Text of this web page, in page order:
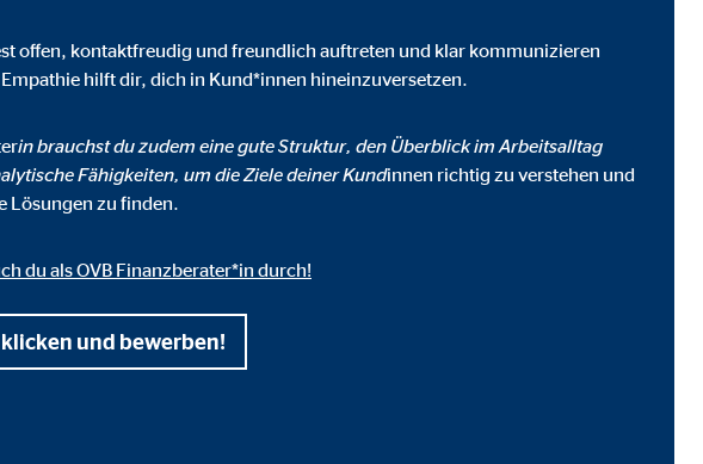
offen, kontaktfreudig und freundlich auftreten und klar kommunizieren
hilft dir, dich in Kund*innen hineinzuversetzen.
in brauchst du zudem eine gute Struktur, den Überblick im Arbeitsalltag
Fähigkeiten, um die Ziele deiner Kundinnen richtig zu verstehen und
Lösungen zu finden.
du als OVB Finanzberater*in durch!
und bewerben!
Besucher unsere Website nutzen.
die Daten an Drittanbieter übermittelt, die die